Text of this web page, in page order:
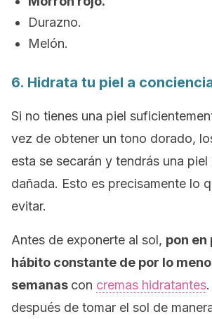
Durazno.
Melón.
6. Hidrata tu piel a
Si no tienes una piel
vez de obtener un tono dorado,
esta se secarán y tendrás una piel
dañada. Esto es precisamente lo
evitar.
Antes de exponerte al sol, pon en
hábito constante de por lo
semanas con cremas hidratantes
después de tomar el sol de